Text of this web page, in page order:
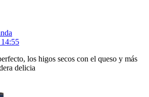
los higos secos con el queso y más
delicia